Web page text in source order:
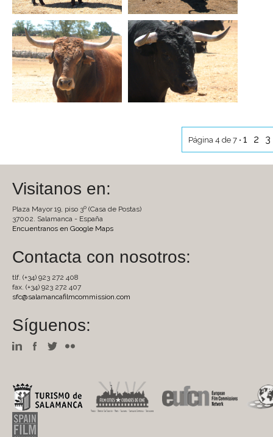
Página 4 de 7 • 1 2 3
Visitanos en:
Plaza Mayor 19, piso 3º (Casa de Postas)
37002. Salamanca - España
Encuentranos en Google Maps
Contacta con nosotros:
tlf. (+34) 923 272 408
fax. (+34) 923 272 407
sfc@salamancafilmcommission.com
Síguenos: